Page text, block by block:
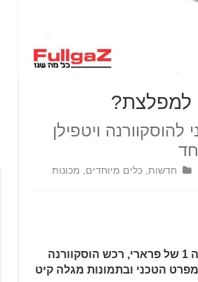
ויטפילן
חדשות,כלים מיוחדים, מכונות
שארל לקלר, הנהג הצעיר של קבוצת המרוצים לפורמולה 1 של פרארי, רכש הוסקוורנה
במפרט הטכני ובתמונות מגלה קיט